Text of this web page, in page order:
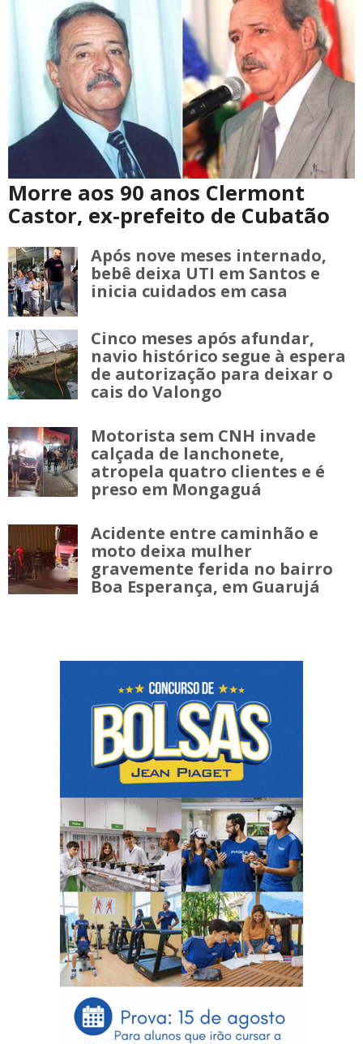
Morre aos 90 anos Clermont
Castor, ex-prefeito de Cubatão
Após nove meses internado,
bebê deixa UTI em Santos e
inicia cuidados em casa
Cinco meses após afundar,
navio histórico segue à espera
de autorização para deixar o
cais do Valongo
Motorista sem CNH invade
calçada de lanchonete,
atropela quatro clientes e é
preso em Mongaguá
Acidente entre caminhão e
moto deixa mulher
gravemente ferida no bairro
Boa Esperança, em Guarujá